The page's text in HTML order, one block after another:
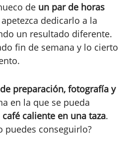
de un par de horas
dedicarlo a la
un resultado diferente.
fin de semana y lo cierto
preparación, fotografía y
en la que se pueda
caliente en una taza.
puedes conseguirlo?